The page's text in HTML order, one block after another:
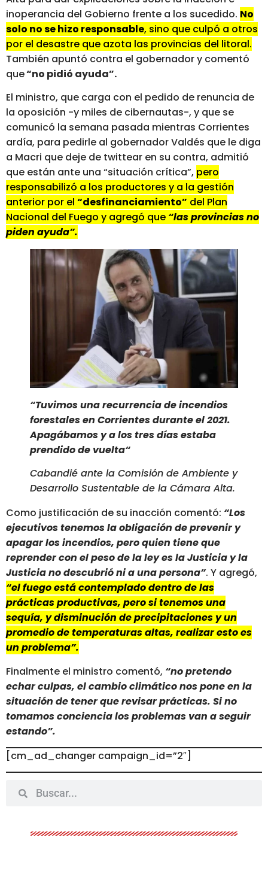
inoperancia del Gobierno frente a los sucedido. No
solo no se hizo responsable, sino que culpó a otros
por el desastre que azota las provincias del litoral.
También apuntó contra el gobernador y comentó
que“no pidió ayuda”.
El ministro, que carga con el pedido de renuncia de
la oposición -y miles de cibernautas-, y que se
comunicó la semana pasada mientras Corrientes
ardía, para pedirle al gobernador Valdés que le diga
a Macri que deje de twittear en su contra, admitió
que están ante una “situación crítica”, pero
responsabilizó a los productores y a la gestión
anterior por el “desfinanciamiento” del Plan
Nacional del Fuego y agregó que “las provincias no
piden ayuda”.
“Tuvimos una recurrencia de incendios
forestales en Corrientes durante el 2021.
Apagábamos y a los tres días estaba
prendido de vuelta“
Cabandié ante la Comisión de Ambiente y
Desarrollo Sustentable de la Cámara Alta.
Como justificación de su inacción comentó: “Los
ejecutivos tenemos la obligación de prevenir y
apagar los incendios, pero quien tiene que
reprender con el peso de la ley es la Justicia y la
Justicia no descubrió ni a una persona”. Y agregó,
“el fuego está contemplado dentro de las
prácticas productivas, pero si tenemos una
sequía, y disminución de precipitaciones y un
promedio de temperaturas altas, realizar esto es
un problema”.
Finalmente el ministro comentó, “no pretendo
echar culpas, el cambio climático nos pone en la
situación de tener que revisar prácticas. Si no
tomamos conciencia los problemas van a seguir
estando”.
[cm_ad_changer campaign_id=”2″]